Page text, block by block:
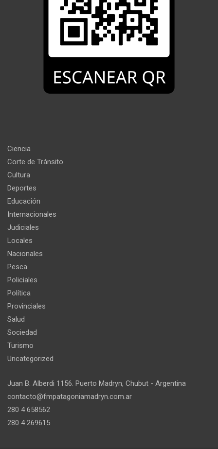
Ciencia
Corte de Tránsito
Cultura
Deportes
Educación
Internacionales
Judiciales
Locales
Nacionales
Pesca
Policiales
Política
Provinciales
Salud
Sociedad
Turismo
Uncategorized
Juan B. Alberdi 1156. Puerto Madryn, Chubut - Argentina
contacto@fmpatagoniamadryn.com.ar
280 4 658562
280 4 269615